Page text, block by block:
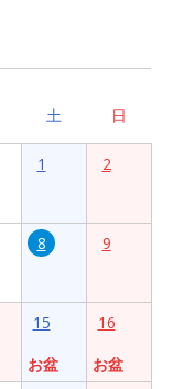
土 日
1 2
8 9
15
お盆
16
お盆